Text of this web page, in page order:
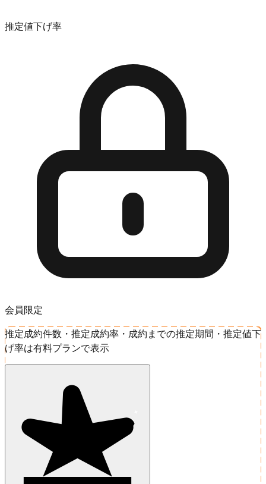
推定値下げ率
会員限定
推定成約件数・推定成約率・成約までの推定期間・推定値下
げ率は有料プランで表示